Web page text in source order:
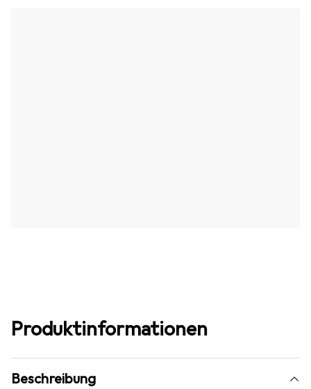
Produktinformationen
Beschreibung